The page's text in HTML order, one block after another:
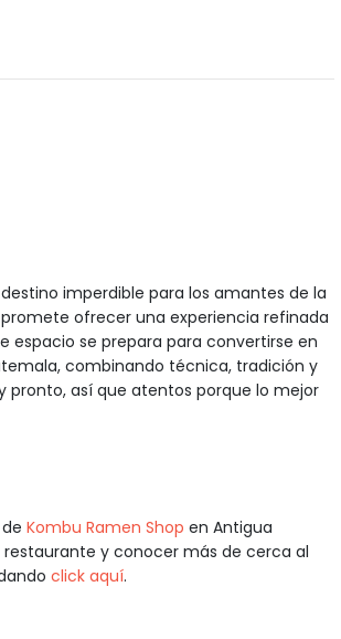
imperdible para los amantes de la
ofrecer una experiencia refinada
espacio se prepara para convertirse en
combinando técnica, tradición y
pronto, así que atentos porque lo mejor
Kombu Ramen Shop en Antigua
y conocer más de cerca al
click aquí.